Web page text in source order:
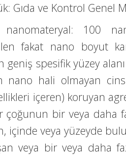
Gıda ve Kontrol Genel
nanomateryal: 100
fakat nano boyut
geniş spesifik yüzey
nano hali olmayan
içeren) koruyan
çoğunun bir veya daha
içinde veya yüzeyde
veya bir veya daha